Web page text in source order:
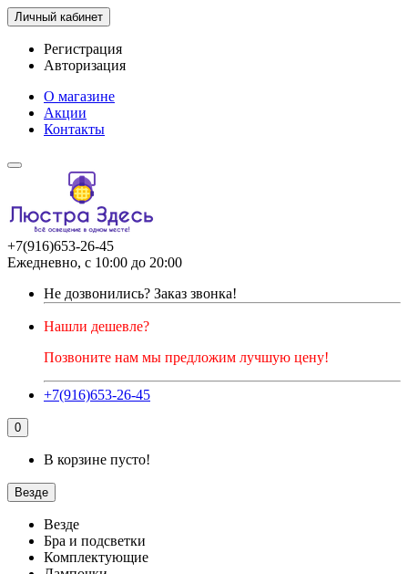
Личный кабинет
Регистрация
Авторизация
О магазине
Акции
Контакты
+7(916)653-26-45
Ежедневно, с 10:00 до 20:00
Не дозвонились? Заказ звонка!
Нашли дешевле?
Позвоните нам мы предложим лучшую цену!
+7(916)653-26-45
0
В корзине пусто!
Везде
Везде
Бра и подсветки
Комплектующие